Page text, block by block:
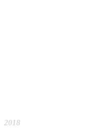
2018